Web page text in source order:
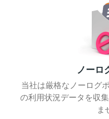
ノーロ
当社は厳格なノーログ
の利用状況データを収
ま